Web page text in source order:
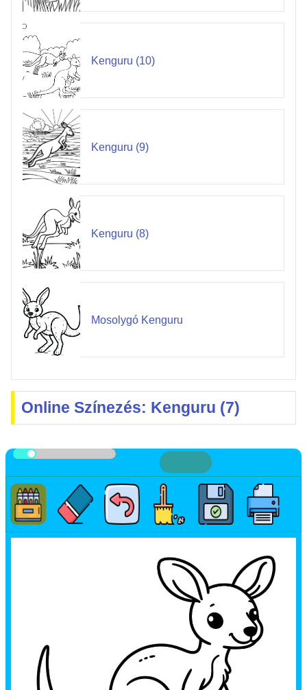
Kenguru (10)
Kenguru (9)
Kenguru (8)
Mosolygó Kenguru
Online Színezés: Kenguru (7)